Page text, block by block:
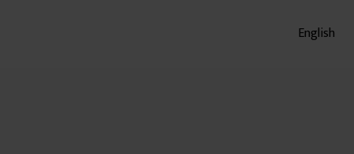
English